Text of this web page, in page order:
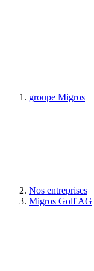
groupe Migros
Nos entreprises
Migros Golf AG